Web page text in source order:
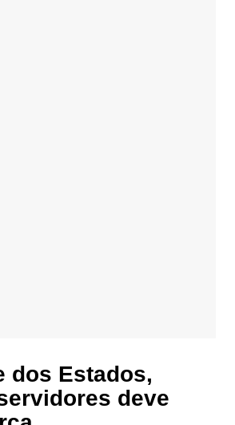
dos Estados,
deve